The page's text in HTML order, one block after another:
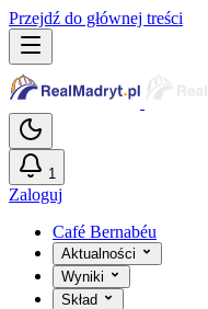
Przejdź do głównej treści
1
Zaloguj
Café Bernabéu
Aktualności
Wyniki
Skład